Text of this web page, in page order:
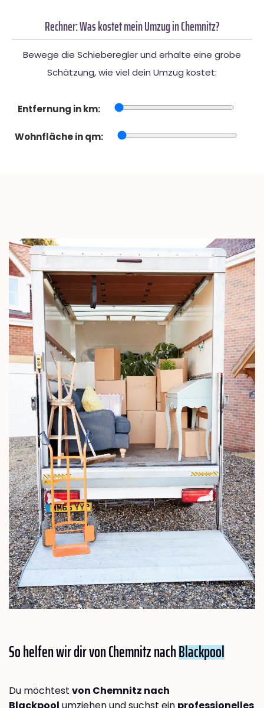
Rechner: Was kostet mein Umzug in Chemnitz?
Bewege die Schieberegler und erhalte eine grobe
Schätzung, wie viel dein Umzug kostet:
Entfernung in km:
Wohnfläche in qm:
So helfen wir dir von Chemnitz nachBlackpool
Du möchtest von Chemnitz nach